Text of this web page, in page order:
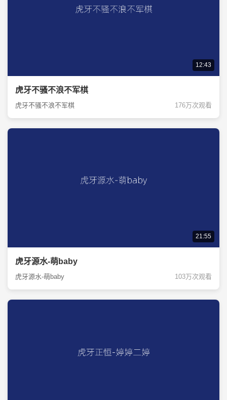
12:43
虎牙不骚不浪不军棋
虎牙不骚不浪不军棋 176万次观看
21:55
虎牙源水-萌baby
虎牙源水-萌baby 103万次观看